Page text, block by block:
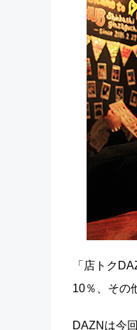
「店トク
10％、その
DAZNは今